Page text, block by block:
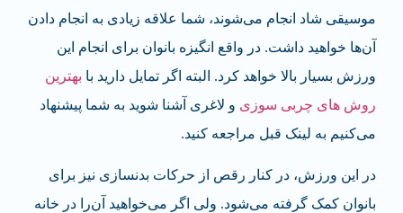
موسیقی شاد انجام می‌شوند، شما علاقه زیادی به انجام دادن
آن‌ها خواهید داشت. در واقع انگیزه بانوان برای انجام این
ورزش بسیار بالا خواهد کرد. البته اگر تمایل دارید با بهترین
روش های چربی سوزی و لاغری آشنا شوید به شما پیشنهاد
می‌کنیم به لینک قبل مراجعه کنید.
در این ورزش، در کنار رقص از حرکات بدنسازی نیز برای
بانوان کمک گرفته می‌شود. ولی اگر می‌خواهید آن‌را در خانه